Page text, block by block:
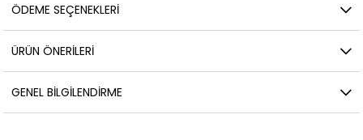
ÖDEME SEÇENEKLERI
ÜRÜN ÖNERILERI
GENEL BILGILENDIRME